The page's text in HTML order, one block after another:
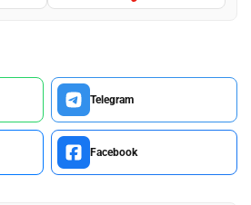
Telegram
Facebook